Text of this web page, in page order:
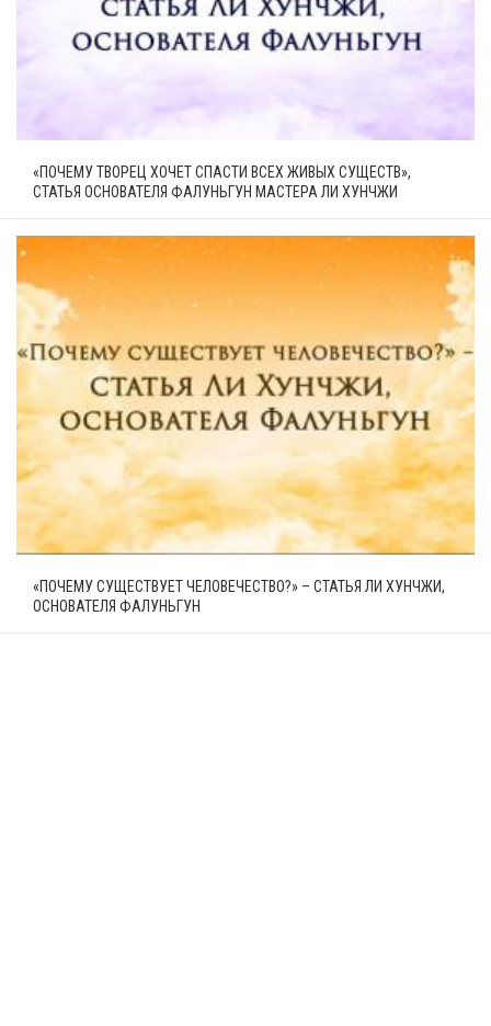
«ПОЧЕМУ ТВОРЕЦ ХОЧЕТ СПАСТИ ВСЕХ ЖИВЫХ СУЩЕСТВ»,
СТАТЬЯ ОСНОВАТЕЛЯ ФАЛУНЬГУН МАСТЕРА ЛИ ХУНЧЖИ
«ПОЧЕМУ СУЩЕСТВУЕТ ЧЕЛОВЕЧЕСТВО?» – СТАТЬЯ ЛИ ХУНЧЖИ,
ОСНОВАТЕЛЯ ФАЛУНЬГУН